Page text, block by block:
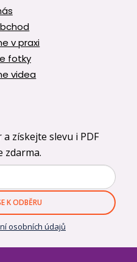
v praxi
fotky
videa
získejte slevu i PDF
zdarma.
K ODBĚRU
osobních údajů